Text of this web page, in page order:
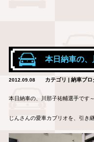
本日納車の、
2012.09.08 カテゴリ | 納車ブロ
本日納車の、川那子祐輔選手です～
じんさんの愛車カブリオを、引き